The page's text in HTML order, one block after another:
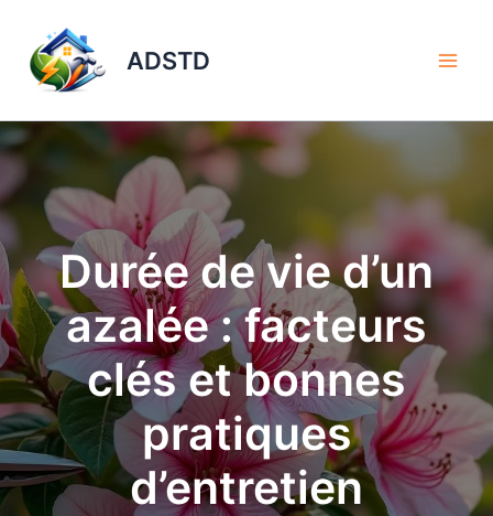
contenu
ADSTD
Durée de vie d’un
azalée : facteurs
clés et bonnes
pratiques
d’entretien